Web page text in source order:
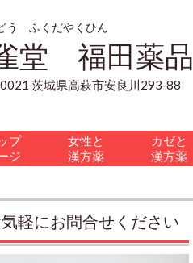
う ふくだやくひん
堂 福田薬品
茨城県高萩市安良川293‐88
プ
ジ
女性と
漢方薬
カゼと
漢方薬
軽にお問合せください